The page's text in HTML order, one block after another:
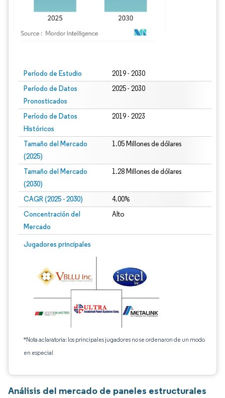
Período de Estudio 2019 - 2030
Período de Datos
Pronosticados
2025 - 2030
Período de Datos
Históricos
2019 - 2023
Tamaño del Mercado
(2025)
1.05 Millones de dólares
Tamaño del Mercado
(2030)
1.28 Millones de dólares
CAGR (2025 - 2030) 4.00%
Concentración del
Mercado
Alto
Jugadores principales
*Nota aclaratoria: los principales jugadores no se ordenaron de un modo
en especial
Análisis del mercado de paneles estructurales